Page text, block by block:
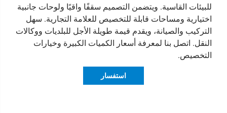
للبيئات القاسية. ويتضمن التصميم سقفًا واقيًا ولوحات جانبية
اختيارية ومساحات قابلة للتخصيص للعلامة التجارية. سهل
التركيب والصيانة، ويقدم قيمة طويلة الأجل للبلديات ووكالات
النقل. اتصل بنا لمعرفة أسعار الكميات الكبيرة وخيارات
التخصيص.
استفسار